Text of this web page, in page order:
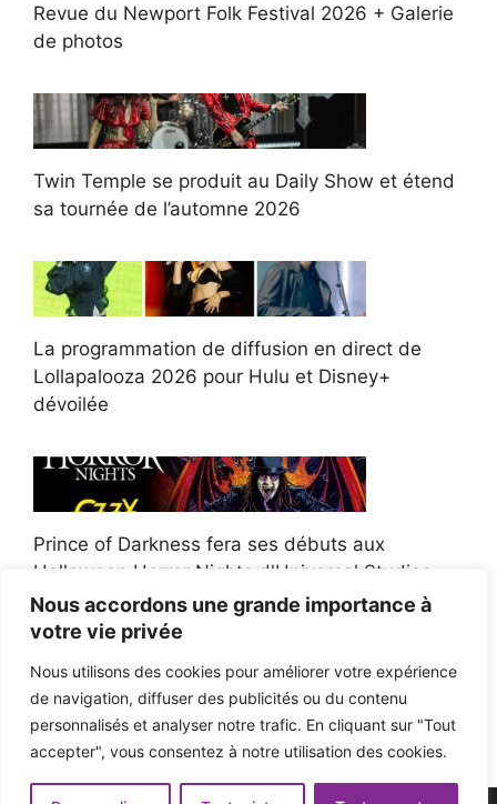
Nous accordons une grande importance à
votre vie privée
Nous utilisons des cookies pour améliorer votre expérience
de navigation, diffuser des publicités ou du contenu
personnalisés et analyser notre trafic. En cliquant sur "Tout
accepter", vous consentez à notre utilisation des cookies.
Revue du Newport Folk Festival 2026 + Galerie
de photos
Twin Temple se produit au Daily Show et étend
sa tournée de l’automne 2026
La programmation de diffusion en direct de
Lollapalooza 2026 pour Hulu et Disney+
dévoilée
Prince of Darkness fera ses débuts aux
Halloween Horror Nights d'Universal Studios
Afroman poursuit un policier de l'Ohio après la
victoire du jury en diffamation